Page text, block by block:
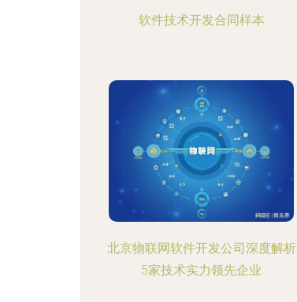
软件技术开发合同样本
北京物联网软件开发公司深度解析
5家技术实力领先企业